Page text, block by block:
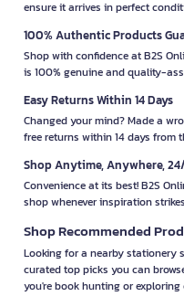
ensure it arrives in perfect
100% Authentic Products
Shop with confidence at B2S
is 100% genuine and quality-
Easy Returns Within 14 Days
Changed your mind? Made a
free returns within 14 days from
Shop Anytime, Anywhere,
Convenience at its best! B2S
shop whenever inspiration
Shop Recommended
Looking for a nearby stationery
curated top picks you can
you're book hunting or